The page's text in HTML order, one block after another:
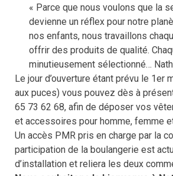
« Parce que nous voulons que la
devienne un réflex pour notre
nos enfants, nous travaillons
offrir des produits de qualité.
minutieusement sélectionné…
Le jour d’ouverture étant prévu le 1er
aux puces) vous pouvez dès à
65 73 62 68, afin de déposer vos
et accessoires pour homme, femme
Un accès PMR pris en charge par la
participation de la boulangerie est
d’installation et reliera les deux